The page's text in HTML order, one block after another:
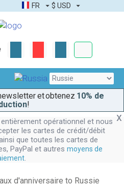
FR $ USD
et obtenez 10% de
!
opérationnel et nous
les cartes de crédit/débit
que toutes les cartes de
PayPal et autres moyens de
.
d'anniversaire to Russie